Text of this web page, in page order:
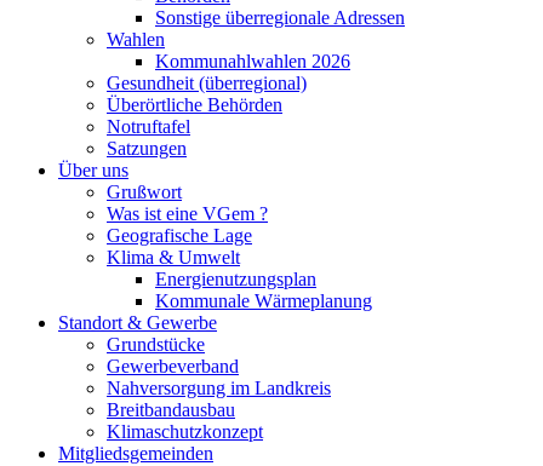
Sonstige überregionale Adressen
Wahlen
Kommunahlwahlen 2026
Gesundheit (überregional)
Überörtliche Behörden
Notruftafel
Satzungen
Über uns
Grußwort
Was ist eine VGem ?
Geografische Lage
Klima & Umwelt
Energienutzungsplan
Kommunale Wärmeplanung
Standort & Gewerbe
Grundstücke
Gewerbeverband
Nahversorgung im Landkreis
Breitbandausbau
Klimaschutzkonzept
Mitgliedsgemeinden